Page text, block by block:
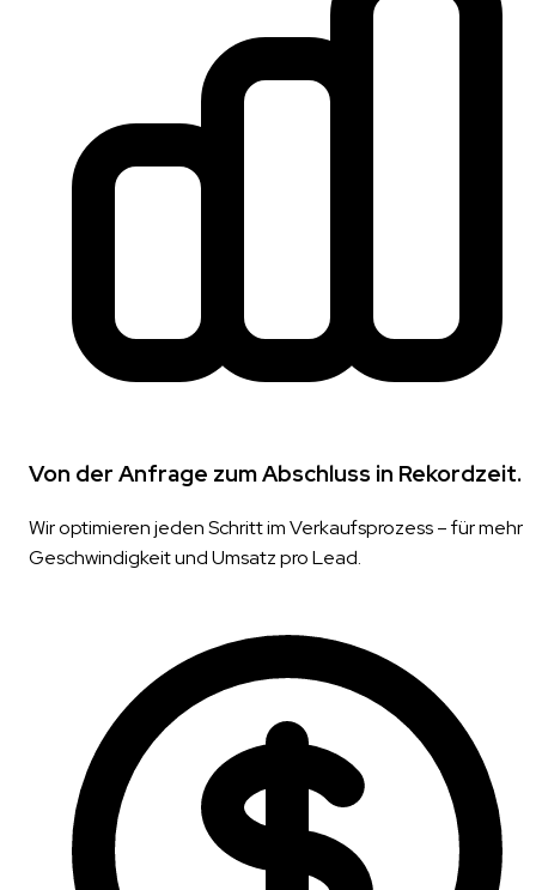
Von der Anfrage zum Abschluss in Rekordzeit.
Wir optimieren jeden Schritt im Verkaufsprozess – für mehr
Geschwindigkeit und Umsatz pro Lead.